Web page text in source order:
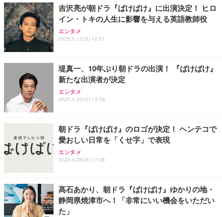
吉沢亮が朝ドラ『ばけばけ』に出演決定！ ヒロ
イン・トキの人生に影響を与える英語教師役
エンタメ
2025.5.12(月) 12:31
堤真一、10年ぶり朝ドラの出演！ 『ばけばけ』
新たな出演者が決定
エンタメ
2025.4.30(水) 13:58
朝ドラ『ばけばけ』のロゴが決定！ ヘンテコで
愛おしい日常を「くせ字」で表現
エンタメ
2025.4.28(月) 17:08
髙石あかり、朝ドラ『ばけばけ』ゆかりの地・
静岡県焼津市へ！「非常にいい機会をいただい
た」